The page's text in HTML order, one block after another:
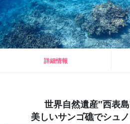
詳細情報
世界自然遺産"西表
美しいサンゴ礁でシュ